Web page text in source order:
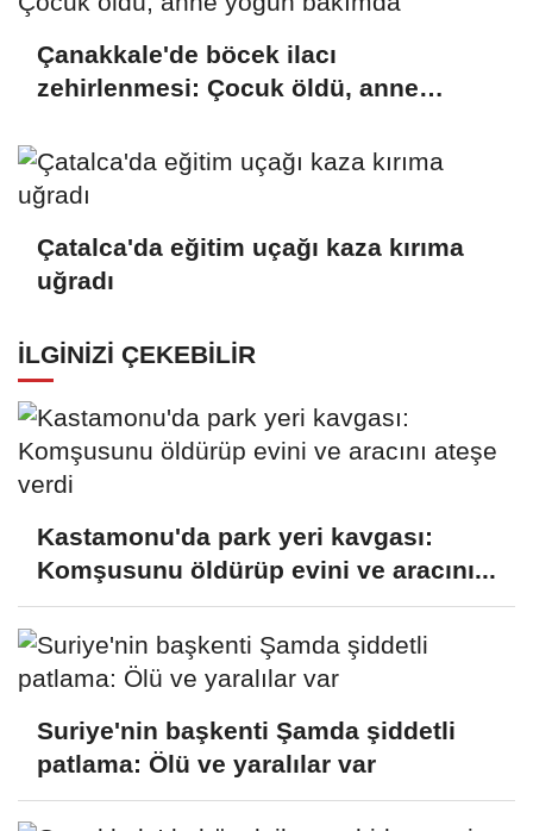
Çanakkale'de böcek ilacı
zehirlenmesi: Çocuk öldü, anne
Çatalca'da eğitim uçağı kaza kırıma
uğradı
İLGINIZI ÇEKEBILIR
Kastamonu'da park yeri kavgası:
Komşusunu öldürüp evini ve aracını...
Suriye'nin başkenti Şamda şiddetli
patlama: Ölü ve yaralılar var